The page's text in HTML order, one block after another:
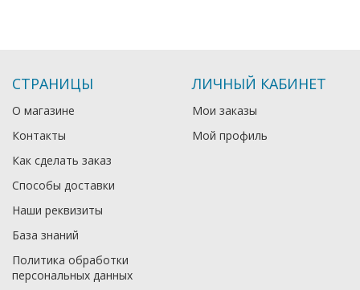
СТРАНИЦЫ
О магазине
Контакты
Как сделать заказ
Способы доставки
Наши реквизиты
База знаний
Политика обработки
персональных данных
ЛИЧНЫЙ КАБИНЕТ
Мои заказы
Мой профиль